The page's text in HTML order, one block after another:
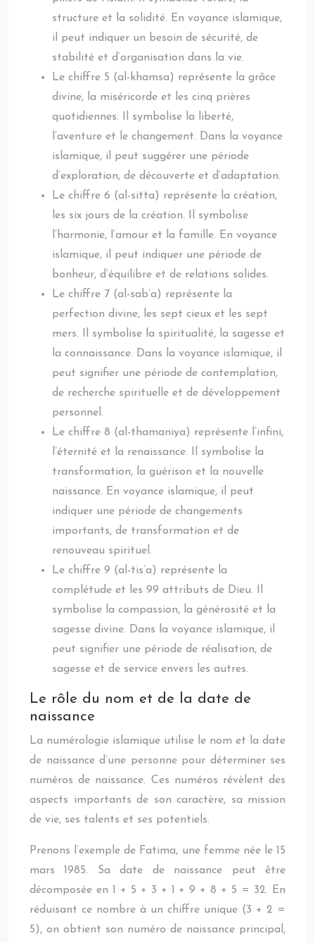
structure et la solidité. En voyance islamique,
il peut indiquer un besoin de sécurité, de
stabilité et d’organisation dans la vie.
Le chiffre 5 (al-khamsa) représente la grâce
divine, la miséricorde et les cinq prières
quotidiennes. Il symbolise la liberté,
l’aventure et le changement. Dans la voyance
islamique, il peut suggérer une période
d’exploration, de découverte et d’adaptation.
Le chiffre 6 (al-sitta) représente la création,
les six jours de la création. Il symbolise
l’harmonie, l’amour et la famille. En voyance
islamique, il peut indiquer une période de
bonheur, d’équilibre et de relations solides.
Le chiffre 7 (al-sab’a) représente la
perfection divine, les sept cieux et les sept
mers. Il symbolise la spiritualité, la sagesse et
la connaissance. Dans la voyance islamique, il
peut signifier une période de contemplation,
de recherche spirituelle et de développement
personnel.
Le chiffre 8 (al-thamaniya) représente l’infini,
l’éternité et la renaissance. Il symbolise la
transformation, la guérison et la nouvelle
naissance. En voyance islamique, il peut
indiquer une période de changements
importants, de transformation et de
renouveau spirituel.
Le chiffre 9 (al-tis’a) représente la
complétude et les 99 attributs de Dieu. Il
symbolise la compassion, la générosité et la
sagesse divine. Dans la voyance islamique, il
peut signifier une période de réalisation, de
sagesse et de service envers les autres.
Le rôle du nom et de la date de
naissance
La numérologie islamique utilise le nom et la date
de naissance d’une personne pour déterminer ses
numéros de naissance. Ces numéros révèlent des
aspects importants de son caractère, sa mission
de vie, ses talents et ses potentiels.
Prenons l’exemple de Fatima, une femme née le 15
mars 1985. Sa date de naissance peut être
décomposée en 1 + 5 + 3 + 1 + 9 + 8 + 5 = 32. En
réduisant ce nombre à un chiffre unique (3 + 2 =
5), on obtient son numéro de naissance principal,